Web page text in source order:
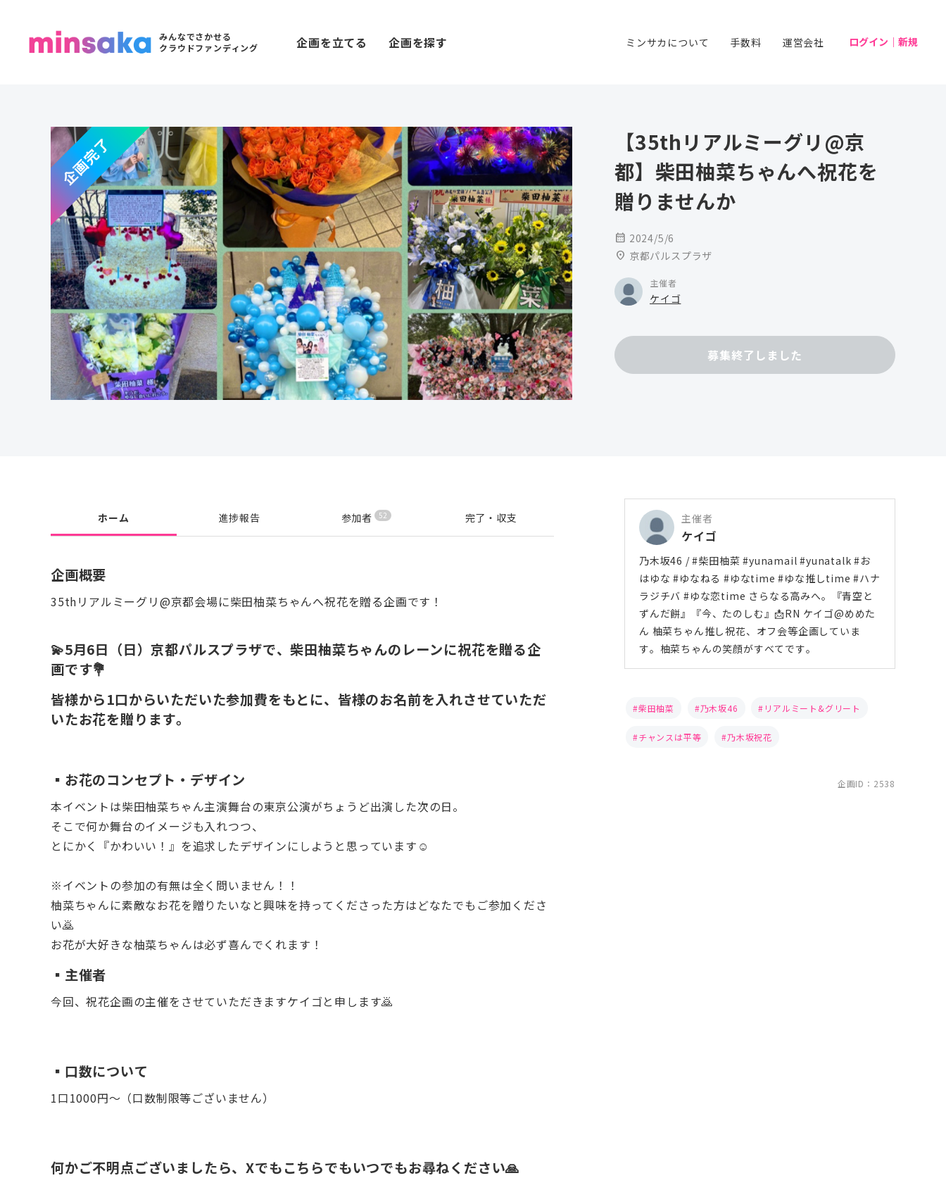
みんなでさかせる
クラウドファンディング
企画を立てる 企画を探す ミンサカについて 手数料 運営会社 ログイン｜新規
企画完了
【35thリアルミーグリ@京
都】柴田柚菜ちゃんへ祝花を
贈りませんか
calendar_month 2024/5/6
location_on 京都パルスプラザ
主催者
ケイゴ
募集終了しました
ホーム 進捗報告 参加者 52 完了・収支
企画概要
35thリアルミーグリ@京都会場に柴田柚菜ちゃんへ祝花を贈る企画です！
💫5月6日（日）京都パルスプラザで、柴田柚菜ちゃんのレーンに祝花を贈る企
画です💐
皆様から1口からいただいた参加費をもとに、皆様のお名前を入れさせていただ
いたお花を贈ります。
▪️お花のコンセプト・デザイン
本イベントは柴田柚菜ちゃん主演舞台の東京公演がちょうど出演した次の日。
そこで何か舞台のイメージも入れつつ、
とにかく『かわいい！』を追求したデザインにしようと思っています☺️
※イベントの参加の有無は全く問いません！！
柚菜ちゃんに素敵なお花を贈りたいなと興味を持ってくださった方はどなたでもご参加くださ
い🙇
お花が大好きな柚菜ちゃんは必ず喜んでくれます！
▪️主催者
今回、祝花企画の主催をさせていただきますケイゴと申します🙇
▪️口数について
1口1000円〜（口数制限等ございません）
何かご不明点ございましたら、Xでもこちらでもいつでもお尋ねください🙏
主催者
ケイゴ
乃木坂46 / #柴田柚菜 #yunamail #yunatalk #お
はゆな #ゆなねる #ゆなtime #ゆな推しtime #ハナ
ラジチバ #ゆな恋time さらなる高みへ。『青空と
ずんだ餅』『今、たのしむ』📩RN ケイゴ@めめた
ん 柚菜ちゃん推し祝花、オフ会等企画していま
す。柚菜ちゃんの笑顔がすべてです。
柴田柚菜 乃木坂46 リアルミート&グリート
チャンスは平等 乃木坂祝花
企画ID：2538